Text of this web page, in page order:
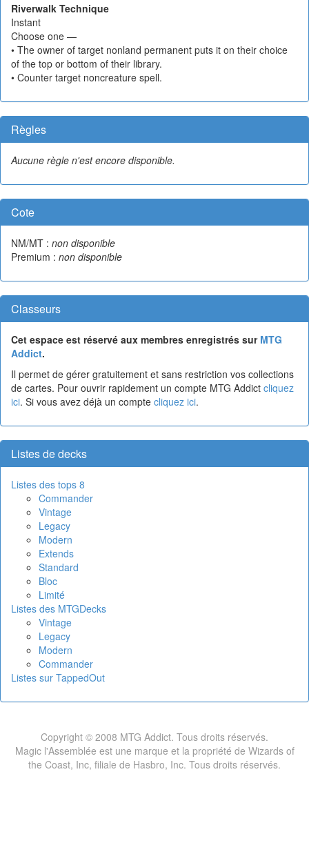
Riverwalk Technique
Instant
Choose one —
• The owner of target nonland permanent puts it on their choice
of the top or bottom of their library.
• Counter target noncreature spell.
Règles
Aucune règle n'est encore disponible.
Cote
NM/MT : non disponible
Premium : non disponible
Classeurs
Cet espace est réservé aux membres enregistrés sur MTG
Addict.
Il permet de gérer gratuitement et sans restriction vos collections
de cartes. Pour ouvrir rapidement un compte MTG Addict cliquez
ici. Si vous avez déjà un compte cliquez ici.
Listes de decks
Listes des tops 8
Commander
Vintage
Legacy
Modern
Extends
Standard
Bloc
Limité
Listes des MTGDecks
Vintage
Legacy
Modern
Commander
Listes sur TappedOut
Copyright © 2008 MTG Addict. Tous droits réservés.
Magic l'Assemblée est une marque et la propriété de Wizards of
the Coast, Inc, filiale de Hasbro, Inc. Tous droits réservés.